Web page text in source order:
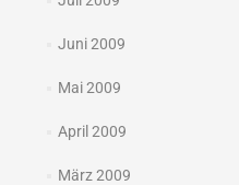
Juni 2009
Mai 2009
April 2009
März 2009